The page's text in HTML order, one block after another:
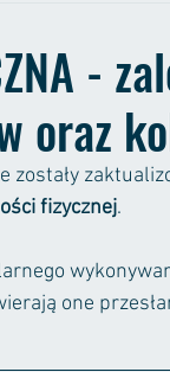
-
oraz
fizycznej.
one